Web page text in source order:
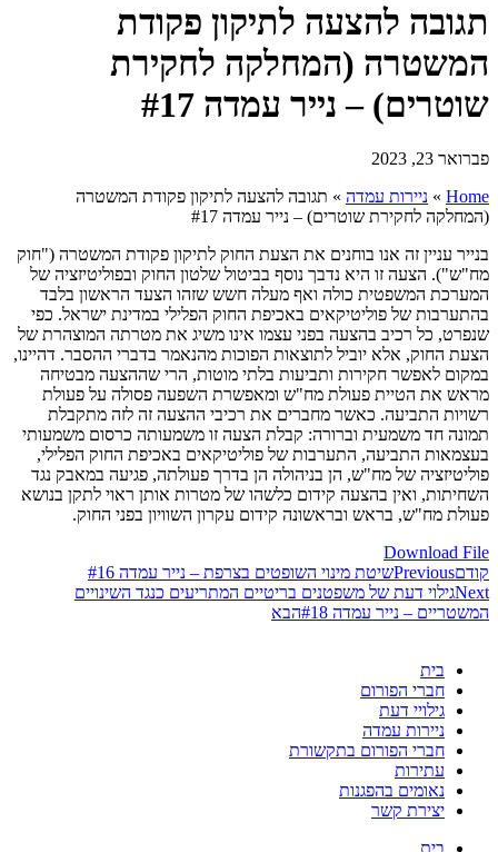
תגובה להצעה לתיקון פקודת
המשטרה (המחלקה לחקירת
שוטרים) – נייר עמדה #17
פברואר 23, 2023
Home
» ניירות עמדה » תגובה להצעה לתיקון פקודת המשטרה
(המחלקה לחקירת שוטרים) – נייר עמדה #17
בנייר עניין זה אנו בוחנים את הצעת החוק לתיקון פקודת המשטרה ("חוק
מח"ש"). הצעה זו היא נדבך נוסף בביטול שלטון החוק ובפוליטיזציה של
המערכת המשפטית כולה ואף מעלה חשש שזהו הצעד הראשון בלבד
בהתערבות של פוליטיקאים באכיפת החוק הפלילי במדינת ישראל. כפי
שנפרט, כל רכיב בהצעה בפני עצמו אינו משיג את מטרתה המוצהרת של
הצעת החוק, אלא יוביל לתוצאות הפוכות מהנאמר בדברי ההסבר. דהיינו,
במקום לאפשר חקירות ותביעות בלתי מוטות, הרי שההצעה מבטיחה
מראש את הטיית פעולת מח"ש ומאפשרת השפעה פסולה על פעולת
רשויות התביעה. כאשר מחברים את רכיבי ההצעה זה לזה מתקבלת
תמונה חד משמעית וברורה: קבלת הצעה זו משמעותה כרסום משמעותי
בעצמאות התביעה, התערבות של פוליטיקאים באכיפת החוק הפלילי,
פוליטיזציה של מח"ש, הן בניהולה הן בדרך פעולתה, פגיעה במאבק נגד
השחיתות, ואין בהצעה קידום כלשהו של מטרות אותן ראוי לתקן בנושא
פעולת מח"ש, בראש ובראשונה קידום עקרון השוויון בפני החוק.
Download File
קודםPreviousשיטת מינוי השופטים בצרפת – נייר עמדה #16
Nextגילוי דעת של משפטנים בריטיים המתריעים כנגד השינויים
המשטריים – נייר עמדה #18
הבא
בית
חברי הפורום
גילויי דעת
ניירות עמדה
חברי הפורום בתקשורת
עתירות
נאומים בהפגנות
יצירת קשר